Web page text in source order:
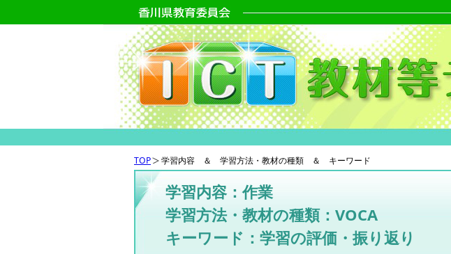
TOP 学習内容 ＆ 学習方法・教材の種類 ＆ キーワード
学習内容：作業
学習方法・教材の種類：VOCA
キーワード：学習の評価・振り返り